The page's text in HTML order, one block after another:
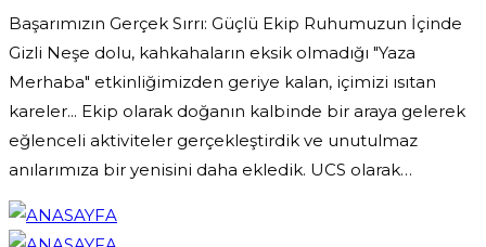
Başarımızın Gerçek Sırrı: Güçlü Ekip Ruhumuzun İçinde
Gizli Neşe dolu, kahkahaların eksik olmadığı "Yaza
Merhaba" etkinliğimizden geriye kalan, içimizi ısıtan
kareler... Ekip olarak doğanın kalbinde bir araya gelerek
eğlenceli aktiviteler gerçekleştirdik ve unutulmaz
anılarımıza bir yenisini daha ekledik. UCS olarak…